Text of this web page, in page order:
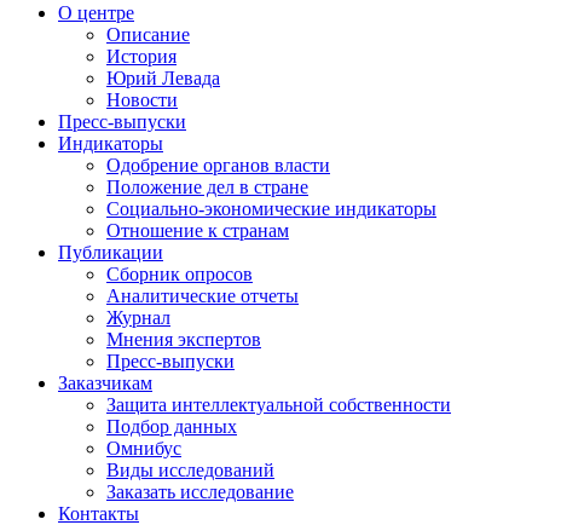
О центре
Описание
История
Юрий Левада
Новости
Пресс-выпуски
Индикаторы
Одобрение органов власти
Положение дел в стране
Социально-экономические индикаторы
Отношение к странам
Публикации
Сборник опросов
Аналитические отчеты
Журнал
Мнения экспертов
Пресс-выпуски
Заказчикам
Защита интеллектуальной собственности
Подбор данных
Омнибус
Виды исследований
Заказать исследование
Контакты